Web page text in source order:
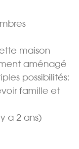
maison
aménagé
possibilités:
famille et
a 2 ans)